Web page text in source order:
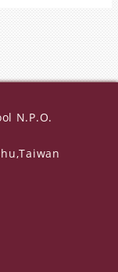
N.P.O.